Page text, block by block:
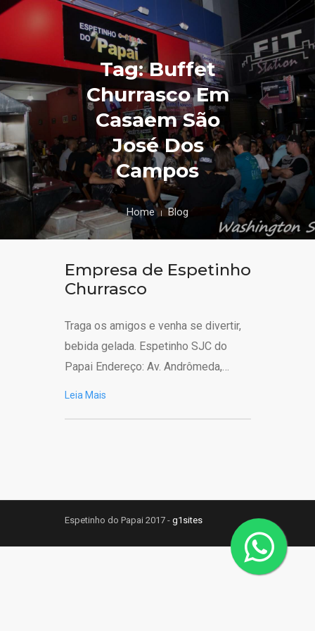
Tag: Buffet
Churrasco Em
Casaem São
José Dos
Campos
Home Blog
Empresa de Espetinho
Churrasco
Traga os amigos e venha se divertir,
bebida gelada. Espetinho SJC do
Papai Endereço: Av. Andrômeda,…
Leia Mais
Espetinho do Papai 2017 - g1sites